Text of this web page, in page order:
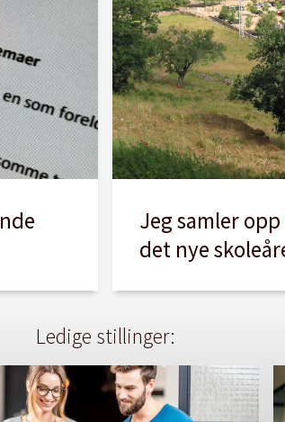
Jeg samler
det nye
Ledige stillinger: